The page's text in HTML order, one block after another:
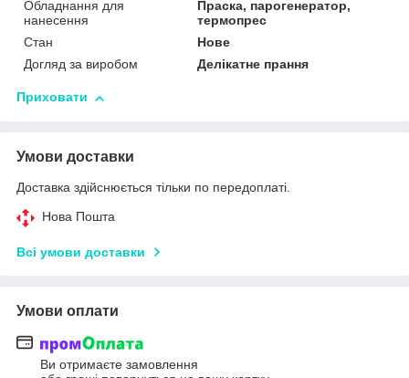
Обладнання для
нанесення
Праска, парогенератор,
термопрес
Стан
Нове
Догляд за виробом
Делікатне прання
Приховати
Умови доставки
Доставка здійснюється тільки по передоплаті.
Нова Пошта
Всі умови доставки
Умови оплати
Ви отримаєте замовлення